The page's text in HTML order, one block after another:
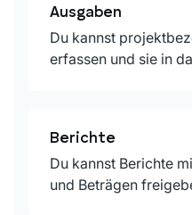
Ausgaben
Du kannst
erfassen und sie in
Berichte
Du kannst Berichte
und Beträgen